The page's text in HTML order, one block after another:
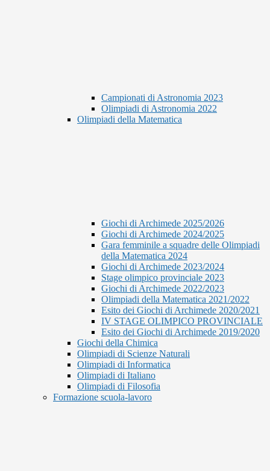
Campionati di Astronomia 2023
Olimpiadi di Astronomia 2022
Olimpiadi della Matematica
Giochi di Archimede 2025/2026
Giochi di Archimede 2024/2025
Gara femminile a squadre delle Olimpiadi
della Matematica 2024
Giochi di Archimede 2023/2024
Stage olimpico provinciale 2023
Giochi di Archimede 2022/2023
Olimpiadi della Matematica 2021/2022
Esito dei Giochi di Archimede 2020/2021
IV STAGE OLIMPICO PROVINCIALE
Esito dei Giochi di Archimede 2019/2020
Giochi della Chimica
Olimpiadi di Scienze Naturali
Olimpiadi di Informatica
Olimpiadi di Italiano
Olimpiadi di Filosofia
Formazione scuola-lavoro